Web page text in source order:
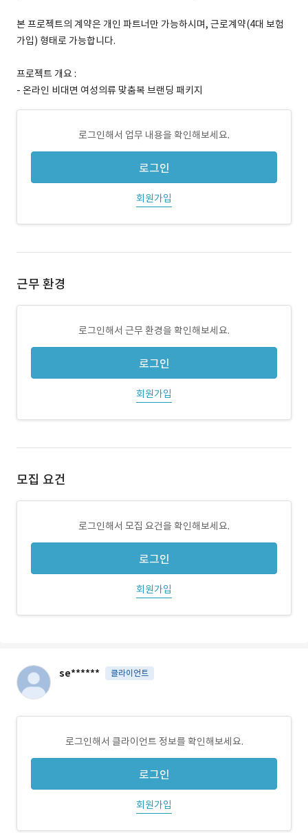
본 프로젝트의 계약은 개인 파트너만 가능하시며, 근로계약(4대 보험
가입) 형태로 가능합니다.
프로젝트 개요 :
- 온라인 비대면 여성의류 맞춤복 브랜딩 패키지
로그인해서 업무 내용을 확인해보세요.
로그인
회원가입
근무 환경
로그인해서 근무 환경을 확인해보세요.
로그인
회원가입
모집 요건
로그인해서 모집 요건을 확인해보세요.
로그인
회원가입
se****** 클라이언트
로그인해서 클라이언트 정보를 확인해보세요.
로그인
회원가입